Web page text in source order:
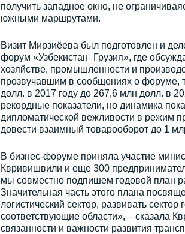
получить западное окно, не
южными маршрутами.
Визит Мирзиёева был подготовлен и
форум «Узбекистан–Грузия», где
хозяйстве, промышленности и
прозвучавшим в сообщениях о форуме,
долл. в 2017 году до 267,6 млн долл. в
рекордные показатели, но динамика
дипломатической вежливости в режим
довести взаимный товарооборот до 1
В бизнес-форуме приняла участие
Квривишвили и еще 300
мы совместно подпишем годовой план
Значительная часть этого плана
логистический сектор, развивать
соответствующие области», – сказала
связанности и важности развития